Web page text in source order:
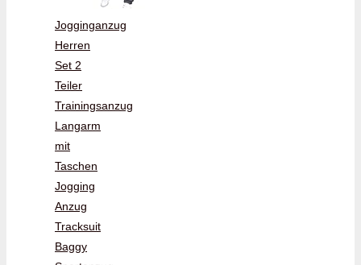
Jogginganzug
Herren
Set 2
Teiler
Trainingsanzug
Langarm
mit
Taschen
Jogging
Anzug
Tracksuit
Baggy